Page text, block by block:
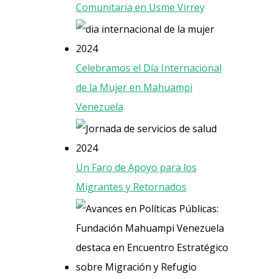
Comunitaria en Usme Virrey
Celebramos el Día Internacional
de la Mujer en Mahuampi
Venezuela
Un Faro de Apoyo para los
Migrantes y Retornados